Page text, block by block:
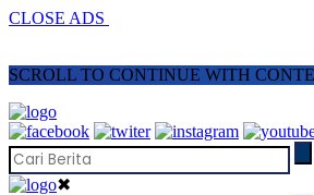
CLOSE ADS
SCROLL TO CONTINUE WITH
✖